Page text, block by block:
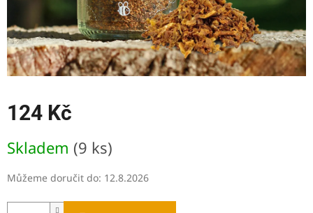
124 Kč
cena:
Skladem (9 ks)
Můžeme doručit do: 12.8.2026